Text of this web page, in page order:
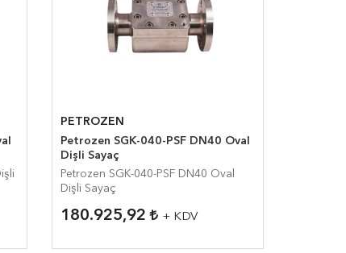
PETROZEN
Petrozen SGK-040-PSF DN40 Oval
Dişli Sayaç
Petrozen SGK-040-PSF DN40 Oval
Dişli Sayaç
180.925,92 + KDV